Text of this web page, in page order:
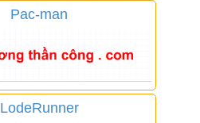
Pac-man
LodeRunner